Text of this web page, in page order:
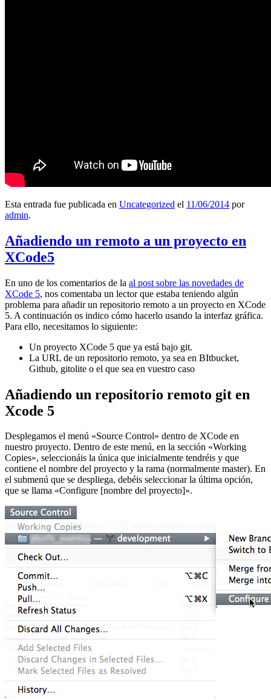
Esta entrada fue publicada en Uncategorized el 11/06/2014 por
admin.
Añadiendo un remoto a un proyecto en
XCode5
En uno de los comentarios de la al post sobre las novedades de
XCode 5, nos comentaba un lector que estaba teniendo algún
problema para añadir un repositorio remoto a un proyecto en XCode
5. A continuación os indico cómo hacerlo usando la interfaz gráfica.
Para ello, necesitamos lo siguiente:
Un proyecto XCode 5 que ya está bajo git.
La URL de un repositorio remoto, ya sea en BItbucket,
Github, gitolite o el que sea en vuestro caso
Añadiendo un repositorio remoto git en
Xcode 5
Desplegamos el menú «Source Control» dentro de XCode en
nuestro proyecto. Dentro de este menú, en la sección «Working
Copies», seleccionáis la única que inicialmente tendréis y que
contiene el nombre del proyecto y la rama (normalmente master). En
el submenú que se despliega, debéis seleccionar la última opción,
que se llama «Configure [nombre del proyecto]».